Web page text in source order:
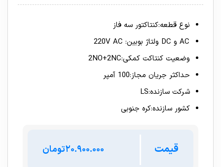
نوع قطعه:کنتاکتور سه فاز
وضعیت کنتاکت کمکی:2NO+2NC
حداکثر جریان مجاز:100 آمپر
شرکت سازنده:LS
کشور سازنده:کره جنوبی
قیمت تومان